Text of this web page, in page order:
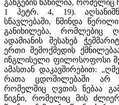
განგების ნაწილია, რომელიც
1 პეტრ. 4, 19).
სწავლებაში, წმინდა
განიხილება, რომლებიც
ადამიანის შესახებ
ერთი შემოქმედის
ინგლისელი ფილოსოფოსი
ამასთან დაკავშირებით:
რათა ცდომილებაში არ
რომელშიც ღვთის ნებაა
წიგნი, რომელიც მის